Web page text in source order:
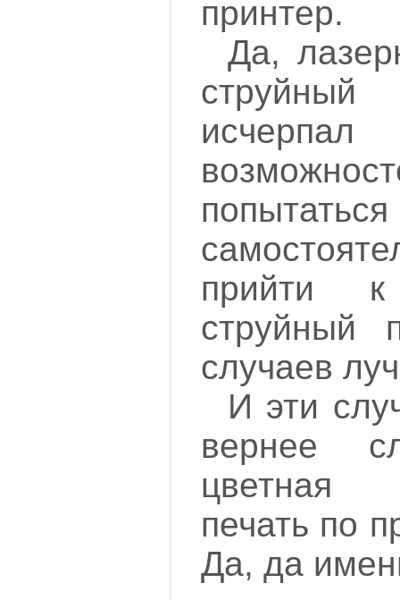
принтер.
Да,
прийти
струйный
случаев
И эти
вернее
цветная
печать по
Да, да